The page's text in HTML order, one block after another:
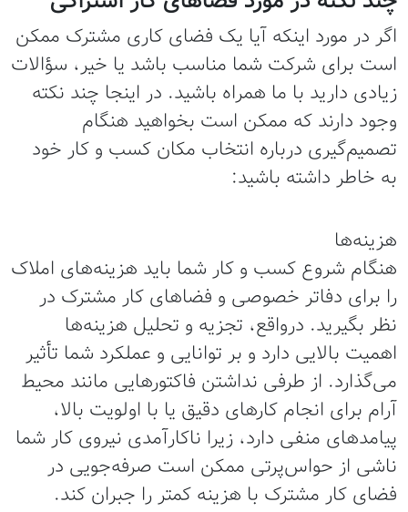
اگر در مورد اینکه آیا یک فضای کاری مشترک ممکن
است برای شرکت شما مناسب باشد یا خیر، سؤالات
زیادی دارید با ما همراه باشید. در اینجا چند نکته
وجود دارند که ممکن است بخواهید هنگام
تصمیم‌گیری درباره انتخاب مکان کسب و کار خود
به خاطر داشته باشید:
هزینه‌ها
هنگام شروع کسب و کار شما باید هزینه‌های املاک
را برای دفاتر خصوصی و فضاهای کار مشترک در
نظر بگیرید. درواقع، تجزیه و تحلیل هزینه‌ها
اهمیت بالایی دارد و بر توانایی و عملکرد شما تأثیر
می‌گذارد. از طرفی نداشتن فاکتورهایی مانند محیط‌
آرام برای انجام کارهای دقیق یا با اولویت بالا،
پیامدهای منفی دارد، زیرا ناکارآمدی نیروی کار شما
ناشی از حواس‌پرتی‌ ممکن است صرفه‌جویی در
فضای کار مشترک با هزینه کمتر را جبران کند.